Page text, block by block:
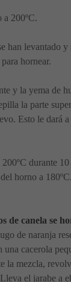
a 200ºC.
han levantado y
hornear.
y la yema de
la parte
Esto le dará
durante
horno a
de canela se
de naranja
una cacerola
la mezcla,
el jarabe a